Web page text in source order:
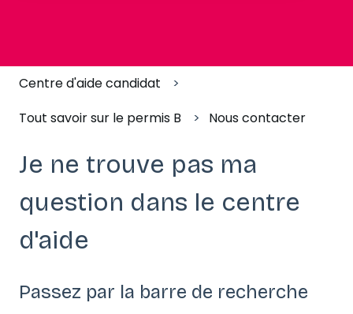
Centre d'aide candidat
Tout savoir sur le permis B
Nous contacter
Je ne trouve pas ma
question dans le centre
d'aide
Passez par la barre de recherche